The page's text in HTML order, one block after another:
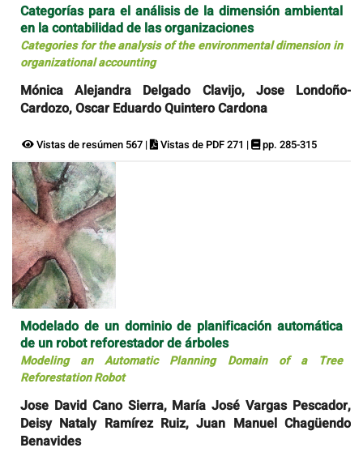
Categorías para el análisis de la dimensión ambiental
en la contabilidad de las organizaciones
Categories for the analysis of the environmental dimension in
organizational accounting
Mónica Alejandra Delgado Clavijo, Jose Londoño-
Cardozo, Oscar Eduardo Quintero Cardona
Vistas de resúmen 567 | Vistas de PDF 271 | pp. 285-315
Modelado de un dominio de planificación automática
de un robot reforestador de árboles
Modeling an Automatic Planning Domain of a Tree
Reforestation Robot
Jose David Cano Sierra, María José Vargas Pescador,
Deisy Nataly Ramírez Ruiz, Juan Manuel Chagüendo
Benavides